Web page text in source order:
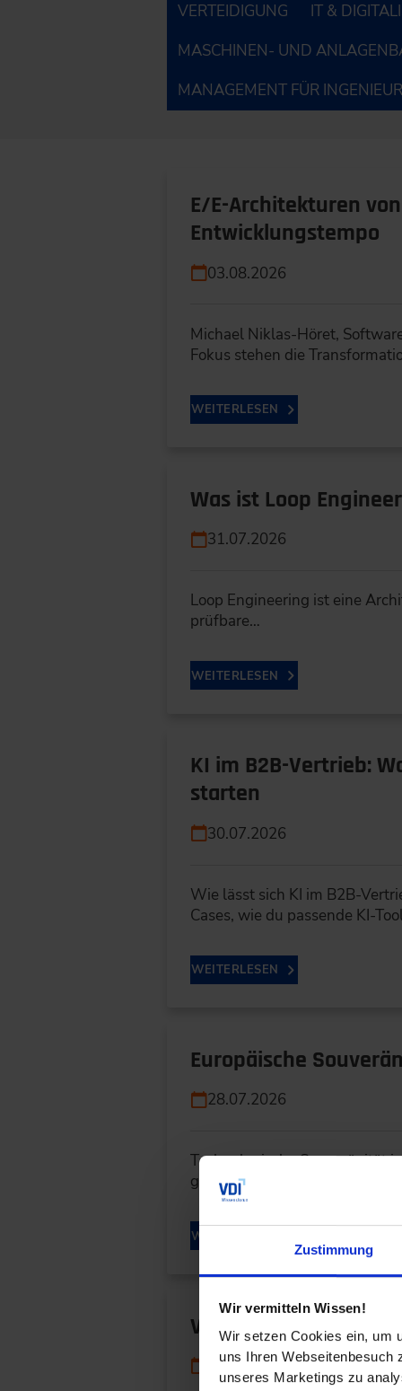
Zustimmung
Wir vermitteln Wissen!
Wir setzen Cookies ein, um
uns Ihren Webseitenbesuch
unseres Marketings zu
VERTEIDIGUNG IT &
MASCHINEN- UND
MANAGEMENT FÜR
E/E-Architekturen
Entwicklungstempo
03.08.2026
Michael Niklas-Höret,
Fokus stehen die
WEITERLESEN
Was ist Loop
31.07.2026
Loop Engineering ist eine
prüfbare…
WEITERLESEN
KI im B2B-Vertrieb:
starten
30.07.2026
Wie lässt sich KI im B2B-
Cases, wie du passende KI-
WEITERLESEN
Europäische
28.07.2026
Technologische Souveränität
geht es nicht nur um
WEITERLESEN
Vom Datensilo zum
24.07.2026